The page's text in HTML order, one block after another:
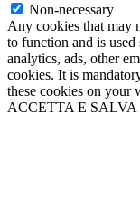
Non-necessary
Any cookies that may
to function and is
analytics, ads, other
cookies. It is
these cookies on your
ACCETTA E SALVA